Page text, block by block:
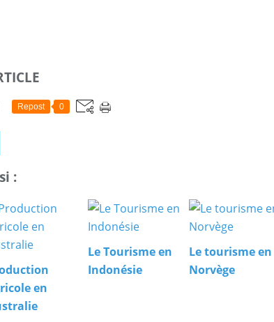
Repost 0
:
en
Le Tourisme en
Indonésie
Le tourisme en
Norvège